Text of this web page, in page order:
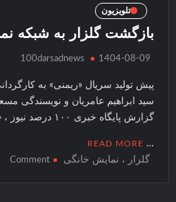
نمایش
شد
تلویزیون
بازگشت گلزار به شبکه
100darsadnews 1404-08-09
پیش تولید سریال «ریمنی» به
سید ابراهیم عامریان و نویسندگی
گزارش پایگاه خبری
…
READ MORE
گلزار ، نمایش خانگی Comment
on